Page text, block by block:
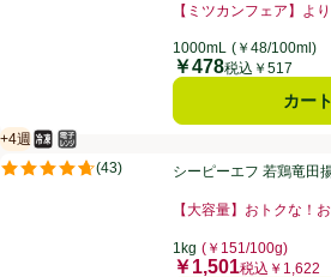
【ミツカンフェア】よ
1000mL (￥48/100ml)
価格
￥478税込￥517
カー
シーピーエフ 若鶏竜田揚げ【冷凍】 1kg
+4週
賞味・消費期限保証：4週間
冷凍食品
電子レンジ使用可
(43)
評価は43件のレビューで5点中4.7点。
シーピーエフ 若鶏竜田
【大容量】おトクな！
1kg (￥151/100g)
価格
￥1,501税込￥1,622